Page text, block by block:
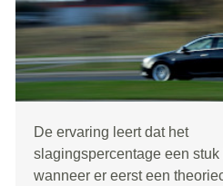
De ervaring leert dat het
slagingspercentage een stuk
wanneer er eerst een